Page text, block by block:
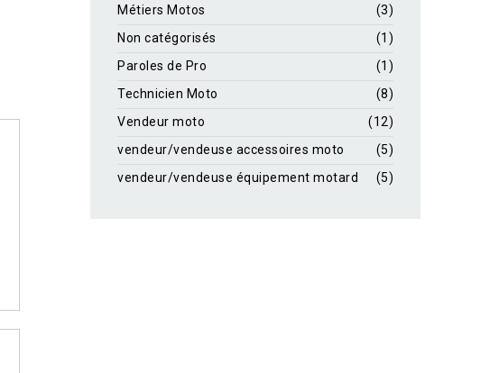
Métiers Motos
(3)
Non catégorisés
(1)
Paroles de Pro
(1)
Technicien Moto
(8)
Vendeur moto
(12)
vendeur/vendeuse accessoires moto
(5)
vendeur/vendeuse équipement motard
(5)